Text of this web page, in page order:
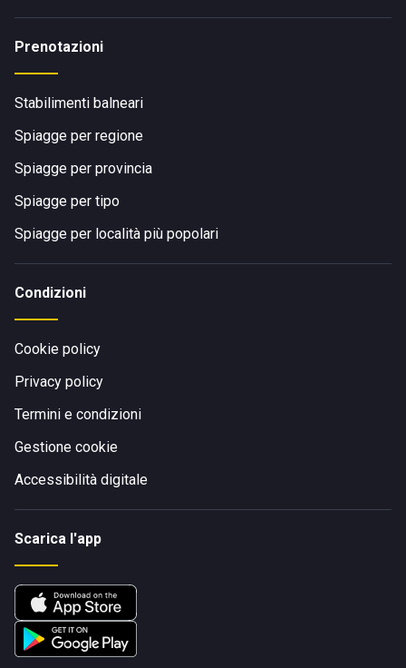
Prenotazioni
Stabilimenti balneari
Spiagge per regione
Spiagge per provincia
Spiagge per tipo
Spiagge per località più popolari
Condizioni
Cookie policy
Privacy policy
Termini e condizioni
Gestione cookie
Accessibilità digitale
Scarica l'app